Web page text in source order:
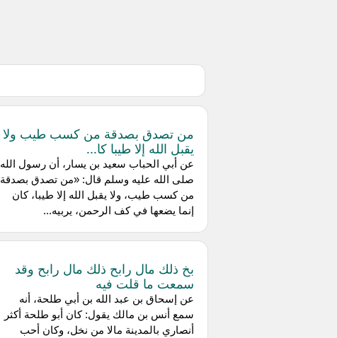
من تصدق بصدقة من كسب طيب ولا
يقبل الله إلا طيبا كا...
عن أبي الحباب سعيد بن يسار، أن رسول الله
صلى الله عليه وسلم قال: «من تصدق بصدقة
من كسب طيب، ولا يقبل الله إلا طيبا، كان
إنما يضعها في كف الرحمن، يربيه...
بخ ذلك مال رابح ذلك مال رابح وقد
سمعت ما قلت فيه
عن إسحاق بن عبد الله بن أبي طلحة، أنه
سمع أنس بن مالك يقول: كان أبو طلحة أكثر
أنصاري بالمدينة مالا من نخل، وكان أحب